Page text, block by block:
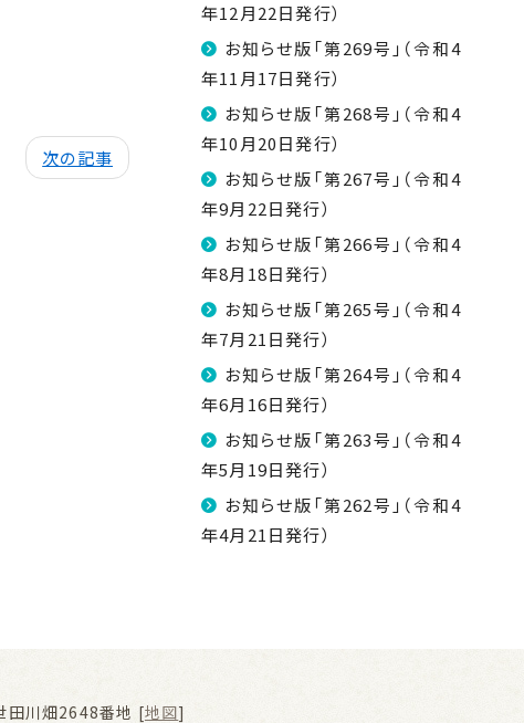
次の記事
年12月22日発行）
お知らせ版「第269号」（令和4
年11月17日発行）
お知らせ版「第268号」（令和4
年10月20日発行）
お知らせ版「第267号」（令和4
年9月22日発行）
お知らせ版「第266号」（令和4
年8月18日発行）
お知らせ版「第265号」（令和4
年7月21日発行）
お知らせ版「第264号」（令和4
年6月16日発行）
お知らせ版「第263号」（令和4
年5月19日発行）
お知らせ版「第262号」（令和4
年4月21日発行）
田川畑2648番地 [地図]